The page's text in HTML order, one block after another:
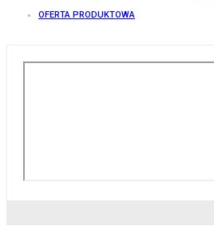
OFERTA PRODUKTOWA